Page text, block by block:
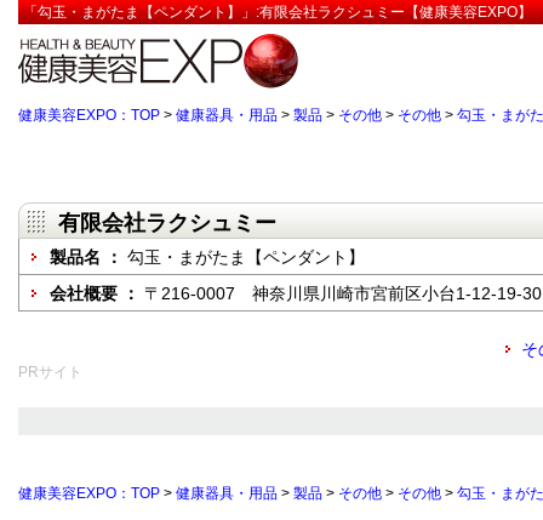
「勾玉・まがたま【ペンダント】」:有限会社ラクシュミー【健康美容EXPO】
健康美容EXPO：TOP > 健康器具・用品 > 製品 > その他 > その他 > 勾玉・まが
有限会社ラクシュミー
製品名 ： 勾玉・まがたま【ペンダント】
会社概要 ： 〒216-0007 神奈川県川崎市宮前区小台1-12-19-
そ
PRサイト
健康美容EXPO：TOP > 健康器具・用品 > 製品 > その他 > その他 > 勾玉・まが